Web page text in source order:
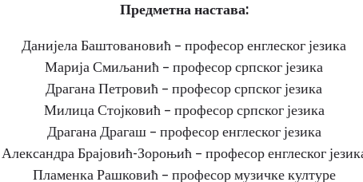
Предметна настава:
Данијела Баштовановић – професор енглеског језика
Марија Смиљанић – професор српског језика
Драгана Петровић – професор српског језика
Милица Стојковић – професор српског језика
Драгана Драгаш – професор енглеског језика
Александра Брајовић-Зороњић – професор енглеског
Пламенка Рашковић – професор музичке културе